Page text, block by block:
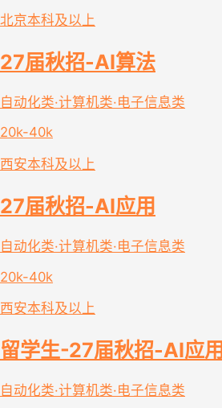
北京本科及以上
27届秋招-AI算法
自动化类·计算机类·电子信息类
20k-40k
西安本科及以上
27届秋招-AI应用
自动化类·计算机类·电子信息类
20k-40k
西安本科及以上
留学生-27届秋招-AI应用
自动化类·计算机类·电子信息类